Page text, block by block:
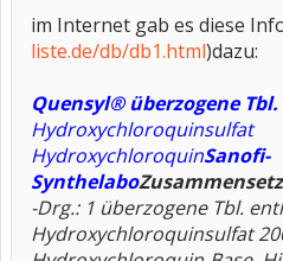
im Internet gab es diese
liste.de/db/db1.html)dazu:
Quensyl® überzogene Tbl.
Hydroxychloroquinsulfat
HydroxychloroquinSanofi-
Synthelabo
-Drg.: 1 überzogene Tbl.
Hydroxychloroquinsulfat